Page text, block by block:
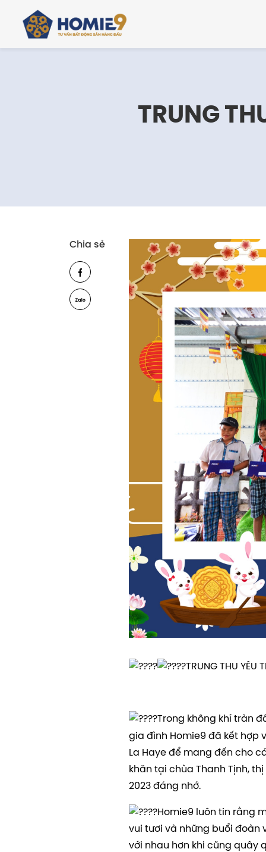
TRUNG
Chia sẻ
TRUNG THU YÊU
Trong không khí tràn
gia đình Homie9 đã kết hợp
La Haye để mang đến cho
khăn tại chùa Thanh Tịnh,
2023 đáng nhớ.
Homie9 luôn tin rằng
vui tươi và những buổi đoàn
với nhau hơn khi cũng quây